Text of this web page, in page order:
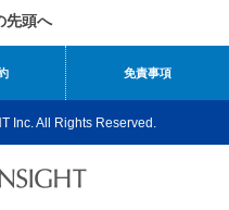
先頭へ
免責事項
Inc. All Rights Reserved.